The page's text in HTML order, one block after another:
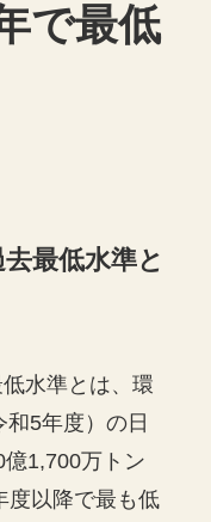
で最低
最低水準と
水準とは、環
5年度）の日
1,700万トン
度以降で最も低